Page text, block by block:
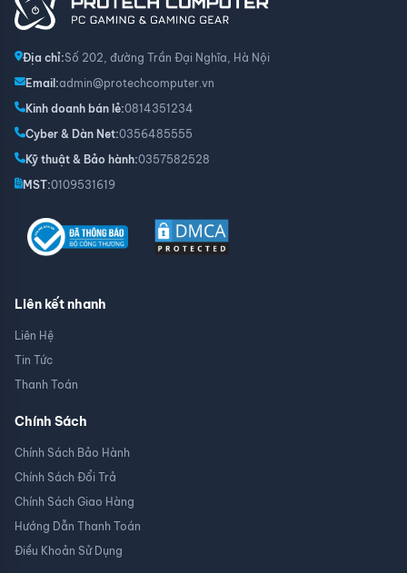
Địa chỉ:Số 202, đường Trần Đại Nghĩa, Hà Nội
Email:admin@protechcomputer.vn
Kinh doanh bán lẻ:0814351234
Cyber & Dàn Net:0356485555
Kỹ thuật & Bảo hành:0357582528
MST:0109531619
Liên kết nhanh
Liên Hệ
Tin Tức
Thanh Toán
Chính Sách
Chính Sách Bảo Hành
Chính Sách Đổi Trả
Chính Sách Giao Hàng
Hướng Dẫn Thanh Toán
Điều Khoản Sử Dụng